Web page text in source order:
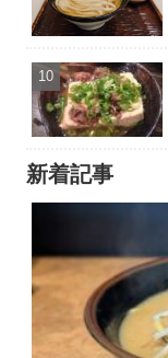
新着記事